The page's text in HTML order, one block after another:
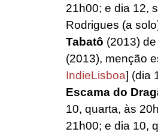
21h00; e dia 12,
Rodrigues (a
Tabatô (2013)
(2013), menção
IndieLisboa] (dia
Escama do
10, quarta, às
21h00; e dia 10,